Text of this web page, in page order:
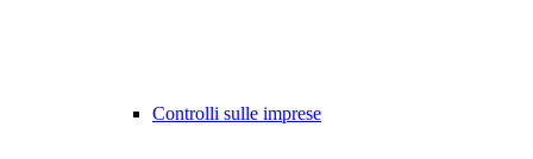
Controlli sulle imprese